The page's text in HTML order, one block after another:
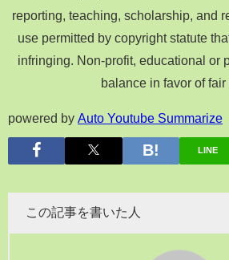
reporting, teaching, scholarship, and
use permitted by copyright statute
infringing. Non-profit, educational or
balance in favor of fair
powered by Auto Youtube Summarize
LINE
この記事を書いた人